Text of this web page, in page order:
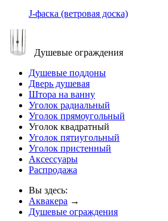
J-фаска (ветровая доска)
Душевые ограждения
Душевые поддоны
Дверь душевая
Штора на ванну
Уголок радиальный
Уголок прямоугольный
Уголок квадратный
Уголок пятиугольный
Уголок пристенный
Аксессуары
Распродажа
Вы здесь:
Аквакера →
Душевые ограждения